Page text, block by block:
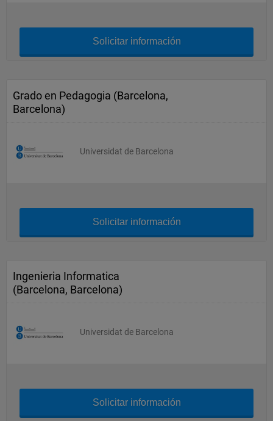
Solicitar información
Grado en Pedagogia (Barcelona,
Barcelona)
Universidat de Barcelona
Solicitar información
Ingenieria Informatica
(Barcelona, Barcelona)
Universidat de Barcelona
Solicitar información